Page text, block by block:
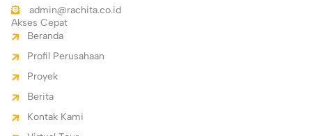
admin@rachita.co.id
Akses Cepat
Beranda
Profil Perusahaan
Proyek
Berita
Kontak Kami